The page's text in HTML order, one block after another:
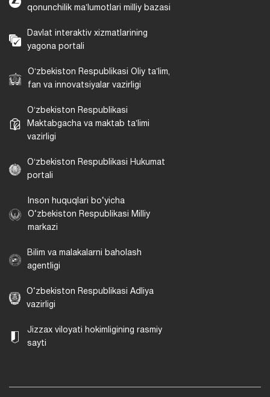
qonunchilik maʼlumotlari milliy bazasi
Davlat interaktiv xizmatlarining
yagona portali
Oʻzbekiston Respublikasi Oliy taʼlim,
fan va innovatsiyalar vazirligi
Oʻzbekiston Respublikasi
Maktabgacha va maktab taʼlimi
vazirligi
Oʻzbekiston Respublikasi Hukumat
portali
Inson huquqlari bo‘yicha
O‘zbekiston Respublikasi Milliy
markazi
Bilim va malakalarni baholash
agentligi
O‘zbekiston Respublikasi Adliya
vazirligi
Jizzax viloyati hokimligining rasmiy
sayti